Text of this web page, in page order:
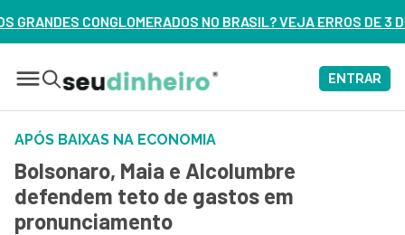
NO BRASIL? VEJA ERROS DE 3 DELES – ASSISTA AGORA
ENTRAR
APÓS BAIXAS NA ECONOMIA
Bolsonaro, Maia e Alcolumbre
defendem teto de gastos em
pronunciamento